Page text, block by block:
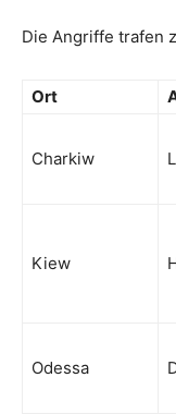
Die Angriffe trafen
Ort
Charkiw
Kiew
Odessa